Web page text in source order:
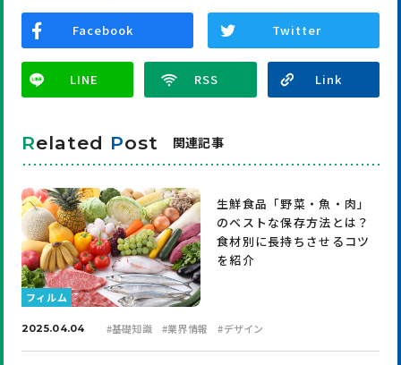
Facebook Twitter
LINE
Related Post 関連記事
フィルム
生鮮食品「野菜・魚・肉」
のベストな保存方法とは？
食材別に長持ちさせるコツ
を紹介
2025.04.04 #基礎知識 #業界情報 #デザイン